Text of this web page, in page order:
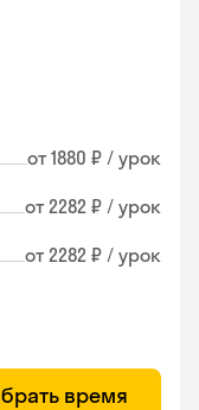
от 1880 ₽ / урок
от 2282 ₽ / урок
от 2282 ₽ / урок
время